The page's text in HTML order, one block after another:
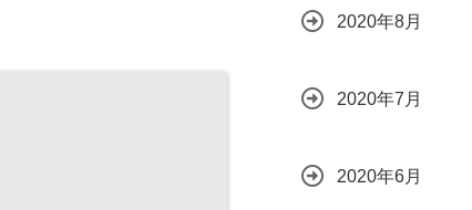
2020年8月
2020年7月
2020年6月